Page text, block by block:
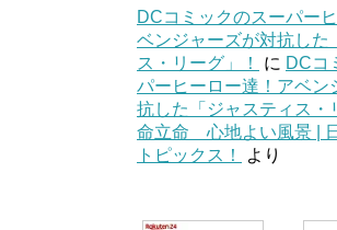
DCコミックのスーパー
ベンジャーズが対抗した
ス・リーグ」！
に DCコ
パーヒーロー達！アベン
抗した「ジャスティス・
命立命 心地よい風景 |
トピックス！
より